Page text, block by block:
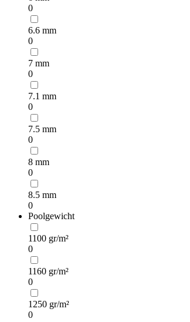
0
6.6 mm
0
7 mm
0
7.1 mm
0
7.5 mm
0
8 mm
0
8.5 mm
0
Poolgewicht
1100 gr/m²
0
1160 gr/m²
0
1250 gr/m²
0